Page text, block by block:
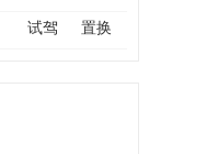
试驾 置换